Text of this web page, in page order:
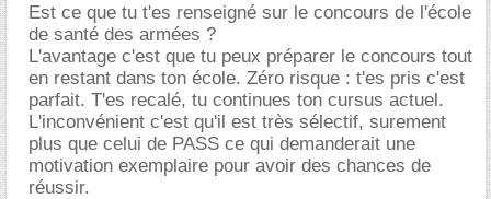
Est ce que tu t'es renseigné sur le concours de l'école
de santé des armées ?
L'avantage c'est que tu peux préparer le concours tout
en restant dans ton école. Zéro risque : t'es pris c'est
parfait. T'es recalé, tu continues ton cursus actuel.
L'inconvénient c'est qu'il est très sélectif, surement
plus que celui de PASS ce qui demanderait une
motivation exemplaire pour avoir des chances de
réussir.